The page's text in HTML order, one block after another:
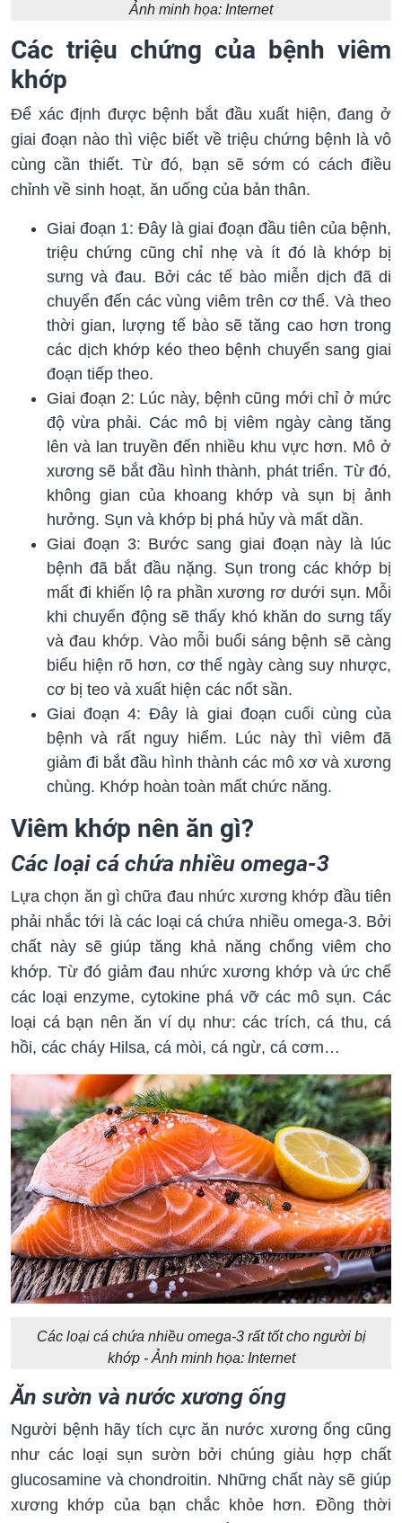
Ảnh minh họa: Internet
Các triệu chứng của bệnh viêm
khớp
Để xác định được bệnh bắt đầu xuất hiện, đang ở
giai đoạn nào thì việc biết về triệu chứng bệnh là vô
cùng cần thiết. Từ đó, bạn sẽ sớm có cách điều
chỉnh về sinh hoạt, ăn uống của bản thân.
Giai đoạn 1: Đây là giai đoạn đầu tiên của bệnh,
triệu chứng cũng chỉ nhẹ và ít đó là khớp bị
sưng và đau. Bởi các tế bào miễn dịch đã di
chuyển đến các vùng viêm trên cơ thể. Và theo
thời gian, lượng tế bào sẽ tăng cao hơn trong
các dịch khớp kéo theo bệnh chuyển sang giai
đoạn tiếp theo.
Giai đoạn 2: Lúc này, bệnh cũng mới chỉ ở mức
độ vừa phải. Các mô bị viêm ngày càng tăng
lên và lan truyền đến nhiều khu vực hơn. Mô ở
xương sẽ bắt đầu hình thành, phát triển. Từ đó,
không gian của khoang khớp và sụn bị ảnh
hưởng. Sụn và khớp bị phá hủy và mất dần.
Giai đoạn 3: Bước sang giai đoạn này là lúc
bệnh đã bắt đầu nặng. Sụn trong các khớp bị
mất đi khiến lộ ra phần xương rơ dưới sụn. Mỗi
khi chuyển động sẽ thấy khó khăn do sưng tấy
và đau khớp. Vào mỗi buổi sáng bệnh sẽ càng
biểu hiện rõ hơn, cơ thể ngày càng suy nhược,
cơ bị teo và xuất hiện các nốt sần.
Giai đoạn 4: Đây là giai đoạn cuối cùng của
bệnh và rất nguy hiểm. Lúc này thì viêm đã
giảm đi bắt đầu hình thành các mô xơ và xương
chùng. Khớp hoàn toàn mất chức năng.
Viêm khớp nên ăn gì?
Các loại cá chứa nhiều omega-3
Lựa chọn ăn gì chữa đau nhức xương khớp đầu tiên
phải nhắc tới là các loại cá chứa nhiều omega-3. Bởi
chất này sẽ giúp tăng khả năng chống viêm cho
khớp. Từ đó giảm đau nhức xương khớp và ức chế
các loại enzyme, cytokine phá vỡ các mô sụn. Các
loại cá bạn nên ăn ví dụ như: các trích, cá thu, cá
hồi, các cháy Hilsa, cá mòi, cá ngừ, cá cơm…
Các loại cá chứa nhiều omega-3 rất tốt cho người bị
khớp - Ảnh minh họa: Internet
Ăn sườn và nước xương ống
Người bệnh hãy tích cực ăn nước xương ống cũng
như các loại sụn sườn bởi chúng giàu hợp chất
glucosamine và chondroitin. Những chất này sẽ giúp
xương khớp của bạn chắc khỏe hơn. Đồng thời